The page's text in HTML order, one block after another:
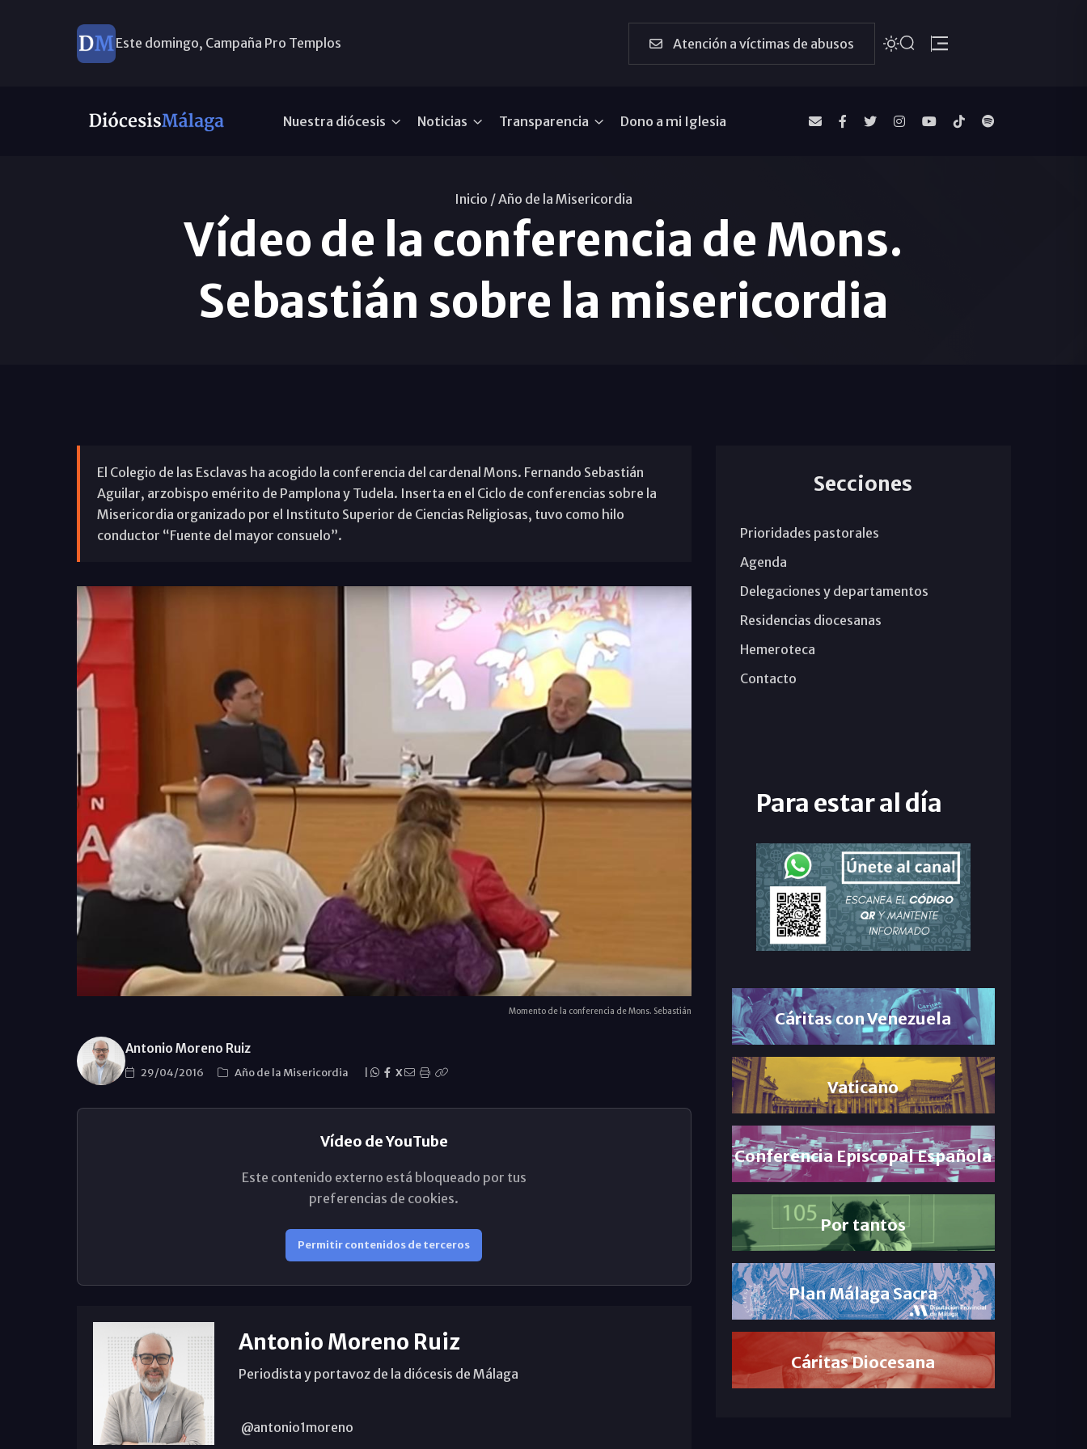
Este domingo, Campaña Pro Templos Atención a víctimas de abusos
Nuestra diócesis Noticias Transparencia Dono a mi Iglesia
Inicio /Año de la Misericordia
Vídeo de la conferencia de Mons.
Sebastián sobre la misericordia
El Colegio de las Esclavas ha acogido la conferencia del cardenal Mons. Fernando Sebastián
Aguilar, arzobispo emérito de Pamplona y Tudela. Inserta en el Ciclo de conferencias sobre la
Misericordia organizado por el Instituto Superior de Ciencias Religiosas, tuvo como hilo
conductor “Fuente del mayor consuelo”.
Momento de la conferencia de Mons. Sebastián
Antonio Moreno Ruiz
29/04/2016 Año de la Misericordia X
Vídeo de YouTube
Este contenido externo está bloqueado por tus
preferencias de cookies.
Permitir contenidos de terceros
Antonio Moreno Ruiz
Periodista y portavoz de la diócesis de Málaga
@antonio1moreno
Secciones
Prioridades pastorales
Agenda
Delegaciones y departamentos
Residencias diocesanas
Hemeroteca
Contacto
Para estar al día
Cáritas con Venezuela
Vaticano
Conferencia Episcopal Española
Por tantos
Plan Málaga Sacra
Cáritas Diocesana